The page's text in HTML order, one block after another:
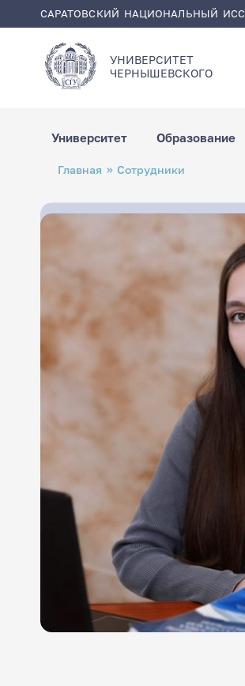
САРАТОВСКИЙ НАЦИОНАЛЬНЫЙ
УНИВЕРСИТЕТ
ЧЕРНЫШЕВСКОГO
Университет Образование
Строка
навигации
Главная Сотрудники